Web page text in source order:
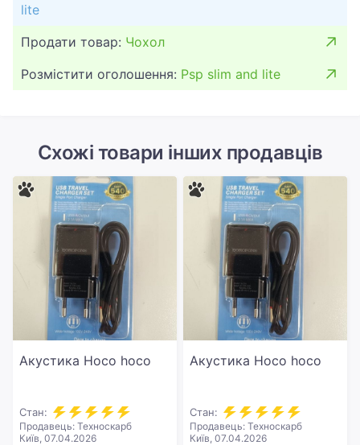
lite
Продати товар: Чохол
Розмістити оголошення: Psp slim and lite
Схожі товари інших продавців
Акустика Hoco hoco
Стан:
Продавець: Техноскарб
Київ, 07.04.2026
Акустика Hoco hoco
Стан:
Продавець: Техноскарб
Київ, 07.04.2026